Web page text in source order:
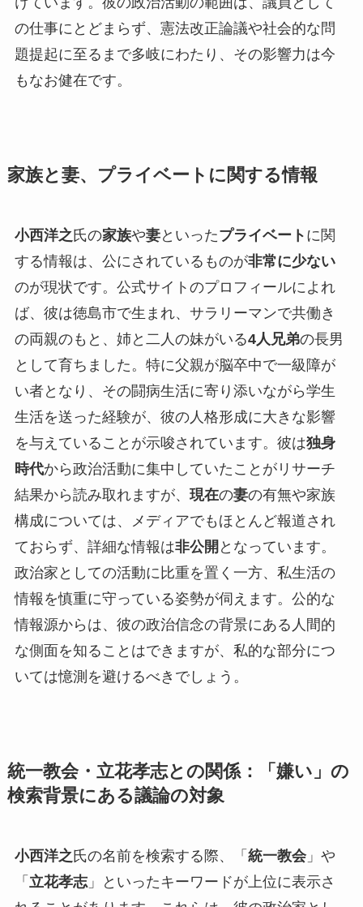
の仕事にとどまらず、憲法改正論議や社会的な問
題提起に至るまで多岐にわたり、その影響力は今
もなお健在です。
家族と妻、プライベートに関する情報
小西洋之 氏の家族や妻といったプライベート に関
する情報は、公にされているものが非常に少ない
のが現状です。公式サイトのプロフィールによれ
ば、彼は徳島市で生まれ、サラリーマンで共働き
の両親のもと、姉と二人の妹がいる4人兄弟の長男
として育ちました。特に父親が脳卒中で一級障が
い者となり、その闘病生活に寄り添いながら学生
生活を送った経験が、彼の人格形成に大きな影響
を与えていることが示唆されています。彼は独身
時代から政治活動に集中していたことがリサーチ
結果から読み取れますが、 現在の妻の有無や家族
構成については、メディアでもほとんど報道され
ておらず、詳細な情報は非公開 となっています。
政治家としての活動に比重を置く一方、私生活の
情報を慎重に守っている姿勢が伺えます。公的な
情報源からは、彼の政治信念の背景にある人間的
な側面を知ることはできますが、私的な部分につ
いては憶測を避けるべきでしょう。
統一教会・立花孝志との関係：「嫌い」の
検索背景にある議論の対象
小西洋之 氏の名前を検索する際、「 統一教会」や
「 立花孝志」といったキーワードが上位に表示さ